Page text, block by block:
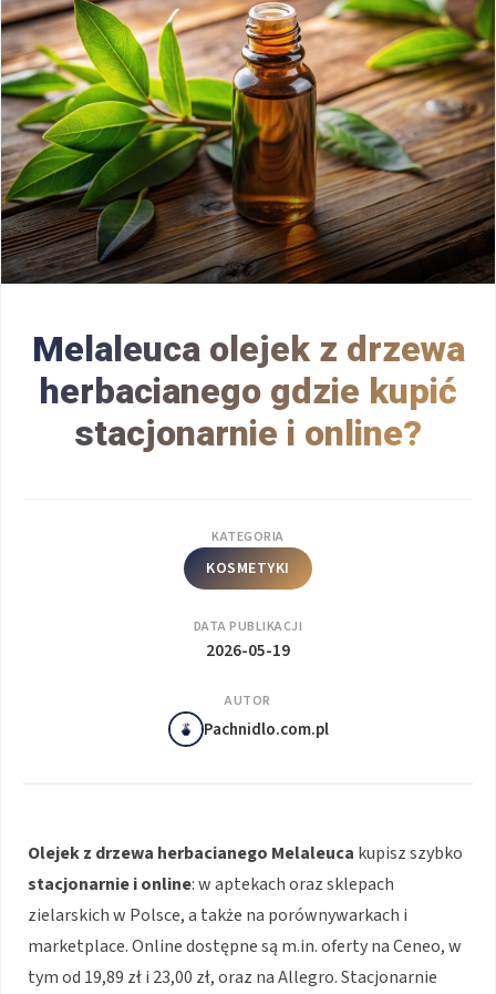
Melaleuca olejek z drzewa
herbacianego gdzie kupić
stacjonarnie i online?
KATEGORIA
KOSMETYKI
DATA PUBLIKACJI
2026-05-19
AUTOR
Pachnidlo.com.pl
Olejek z drzewa herbacianego Melaleuca kupisz szybko
stacjonarnie i online: w aptekach oraz sklepach
zielarskich w Polsce, a także na porównywarkach i
marketplace. Online dostępne są m.in. oferty na Ceneo, w
tym od 19,89 zł i 23,00 zł, oraz na Allegro. Stacjonarnie